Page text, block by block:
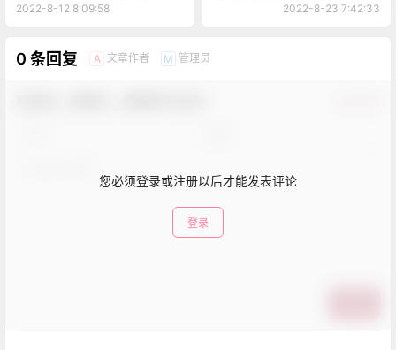
2022-8-12 8:09:58 2022-8-23 7:42:33
0 条回复 A 文章作者 M 管理员
您必须登录或注册以后才能发表评论
登录